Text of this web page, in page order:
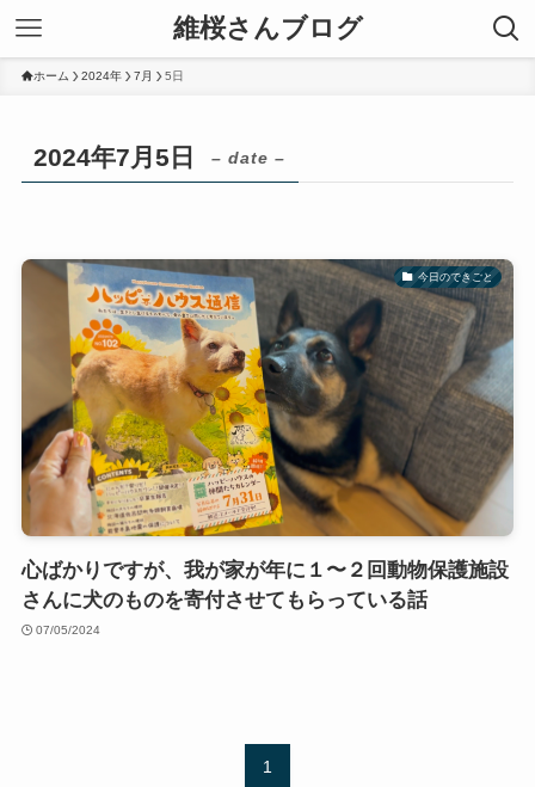
維桜さんブログ
ホーム 2024年 7月 5日
2024年7月5日 – date –
今日のできごと
心ばかりですが、我が家が年に１〜２回動物保護施設
さんに犬のものを寄付させてもらっている話
07/05/2024
1